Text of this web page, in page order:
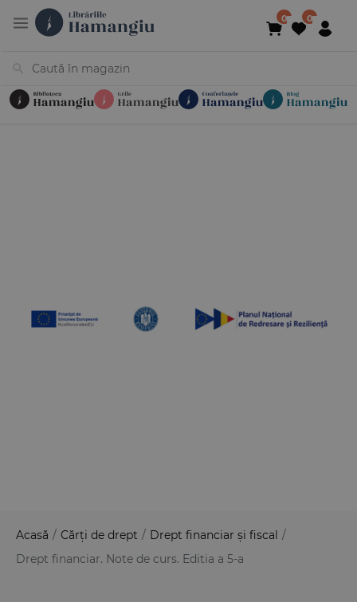
Acasă / Cărți de drept / Drept financiar și fiscal /
Drept financiar. Note de curs. Editia a 5-a